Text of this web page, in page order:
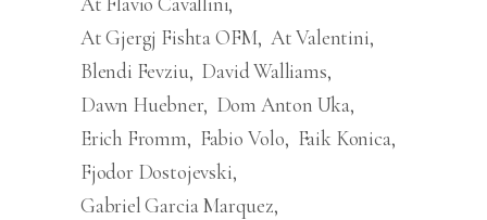
At Gjergj Fishta OFM At Valentini
Blendi Fevziu David Walliams
Dawn Huebner Dom Anton Uka
Erich Fromm
Fabio Volo
Faik Konica
Fjodor Dostojevski
Gabriel Garcia Marquez